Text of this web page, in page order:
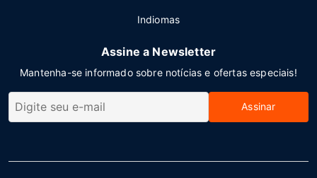
Indiomas
Assine a Newsletter
Mantenha-se informado sobre notícias e ofertas especiais!
Assinar